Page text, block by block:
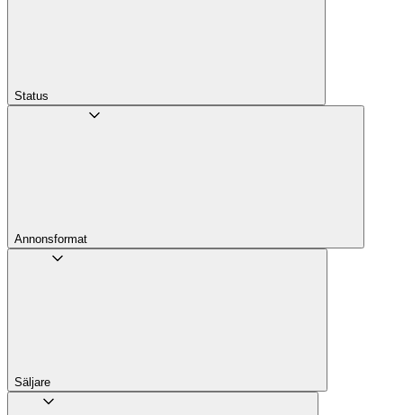
Status
Annons­format
Säljare